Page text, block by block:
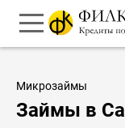
Микрозаймы
Займы в